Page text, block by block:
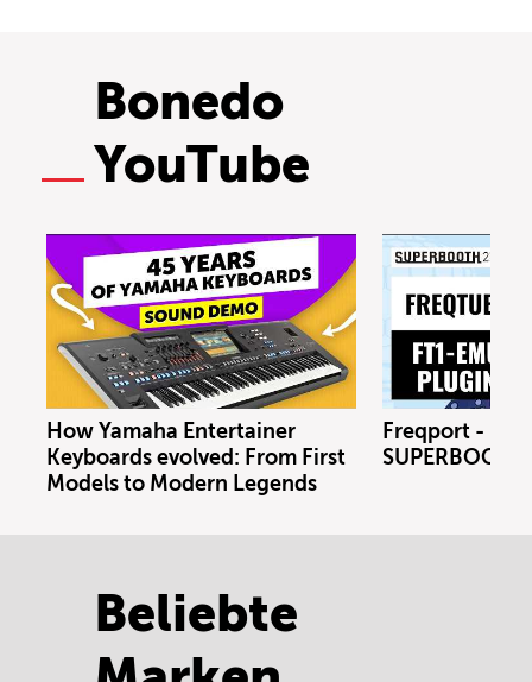
Bonedo
YouTube
How Yamaha Entertainer
Keyboards evolved: From First
Models to Modern Legends
Freqport -
Beliebte